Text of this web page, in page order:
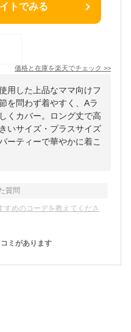
トでみる
価格と在庫を楽天でチェック >>
用した上品なママ向けフ
を問わず着やすく、Aラ
くカバー。ロング丈で高
いサイズ・プラスサイズ
ーティーで華やかに着こ
質問
めのコーデを教えてくださ
ミがあります